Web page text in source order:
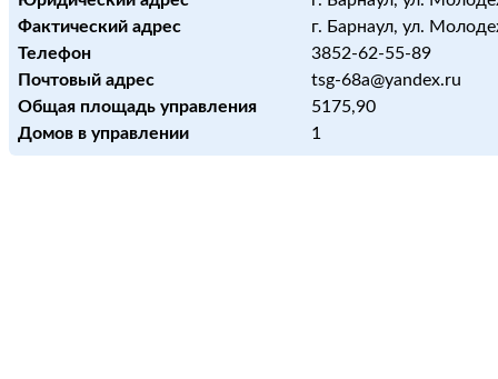
Фактический адрес
г. Барнаул, ул.
Телефон
3852-62-55-89
Почтовый адрес
tsg-68a@yandex.ru
Общая площадь управления
5175,90
Домов в управлении
1